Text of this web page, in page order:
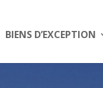
BIENS D’EXCEPTION